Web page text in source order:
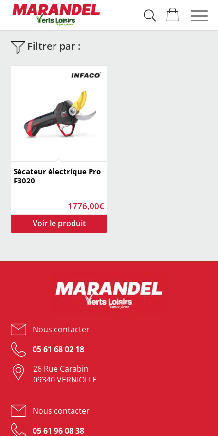
Filtrer par :
Sécateur électrique Pro
F3020
1776,00€
Nous contacter
05 61 68 02 18
26 Rue Carabin
09340 VERNIOLLE
Nous contacter
05 61 96 08 38